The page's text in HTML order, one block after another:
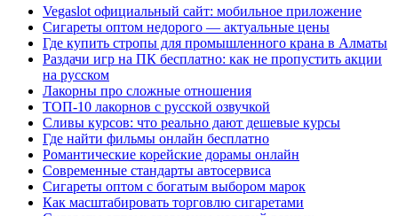
Vegaslot официальный сайт: мобильное приложение
Сигареты оптом недорого — актуальные цены
Где купить стропы для промышленного крана в Алматы
Раздачи игр на ПК бесплатно: как не пропустить акции
на русском
Лакорны про сложные отношения
ТОП-10 лакорнов с русской озвучкой
Сливы курсов: что реально дают дешевые курсы
Где найти фильмы онлайн бесплатно
Романтические корейские дорамы онлайн
Современные стандарты автосервиса
Сигареты оптом с богатым выбором марок
Как масштабировать торговлю сигаретами